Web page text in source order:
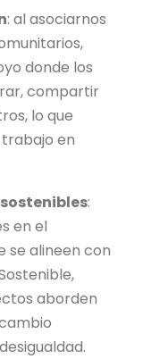
: al asociarnos
donde los
compartir
lo que
en
:
en el
se alineen con
aborden